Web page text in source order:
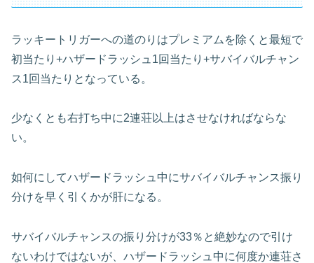
ラッキートリガーへの道のりはプレミアムを除くと最短で
初当たり+ハザードラッシュ1回当たり+サバイバルチャン
ス1回当たりとなっている。
少なくとも右打ち中に2連荘以上はさせなければならな
い。
如何にしてハザードラッシュ中にサバイバルチャンス振り
分けを早く引くかが肝になる。
サバイバルチャンスの振り分けが33％と絶妙なので引け
ないわけではないが、ハザードラッシュ中に何度か連荘さ